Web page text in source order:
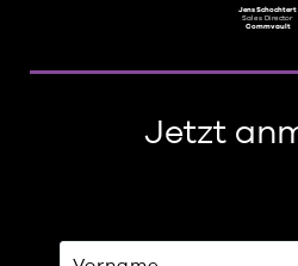
Jens Schochtert
Sales Director
Commvault
Jetzt